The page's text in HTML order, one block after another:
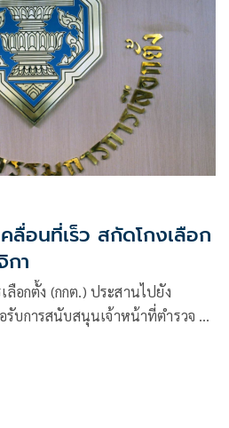
อนที่เร็ว สกัดโกงเลือก
า
ลือกตั้ง (กกต.) ประสานไปยัง
บการสนับสนุนเจ้าหน้าที่ตำรวจ ใน